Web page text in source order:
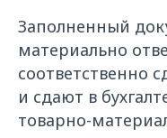
Заполненный
материально
соответственно
и сдают в
товарно-